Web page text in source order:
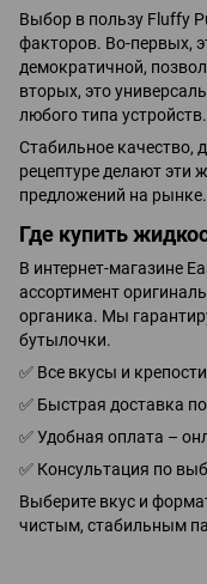
Выбор в пользу Fluffy
факторов. Во-первых,
демократичной,
вторых, это
любого типа устройств.
Стабильное качество,
рецептуре делают эти
предложений на рынке.
Где купить
В интернет-магазине
ассортимент
органика. Мы
бутылочки.
✅ Все вкусы и
✅ Быстрая доставка
✅Удобная оплата –
✅ Консультация по
Выберите вкус и
чистым, стабильным